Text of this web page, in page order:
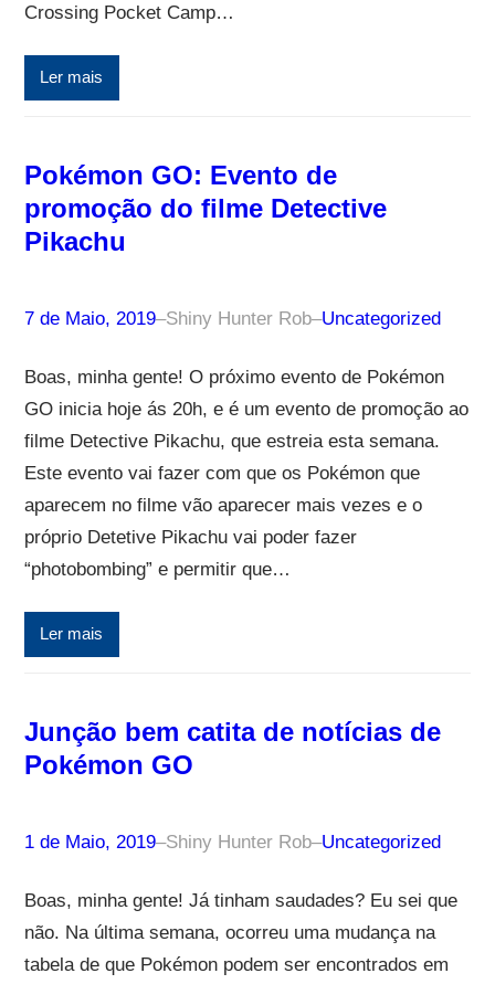
Crossing Pocket Camp…
Ler mais
Pokémon GO: Evento de
promoção do filme Detective
Pikachu
7 de Maio, 2019–Shiny Hunter Rob–Uncategorized
Boas, minha gente! O próximo evento de Pokémon
GO inicia hoje ás 20h, e é um evento de promoção ao
filme Detective Pikachu, que estreia esta semana.
Este evento vai fazer com que os Pokémon que
aparecem no filme vão aparecer mais vezes e o
próprio Detetive Pikachu vai poder fazer
“photobombing” e permitir que…
Ler mais
Junção bem catita de notícias de
Pokémon GO
1 de Maio, 2019–Shiny Hunter Rob–Uncategorized
Boas, minha gente! Já tinham saudades? Eu sei que
não. Na última semana, ocorreu uma mudança na
tabela de que Pokémon podem ser encontrados em